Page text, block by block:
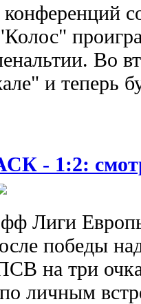
Во
и теперь
- 1:2:
Лиги
победы
на три
личным